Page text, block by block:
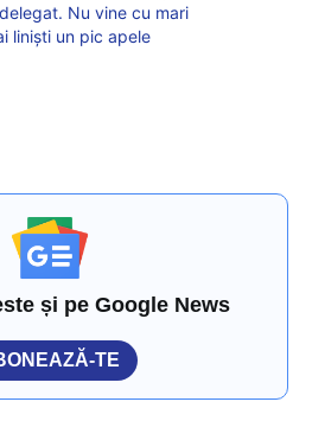
Nu vine cu mari
liniști un pic apele
și pe Google News
TE